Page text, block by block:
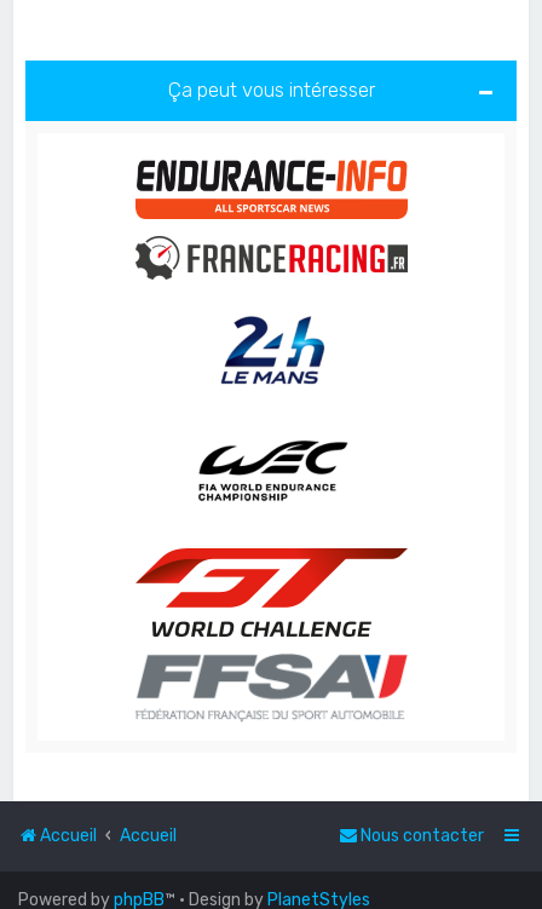
Ça peut vous intéresser
Accueil Accueil Nous contacter
Powered byphpBB™ • Design by PlanetStyles